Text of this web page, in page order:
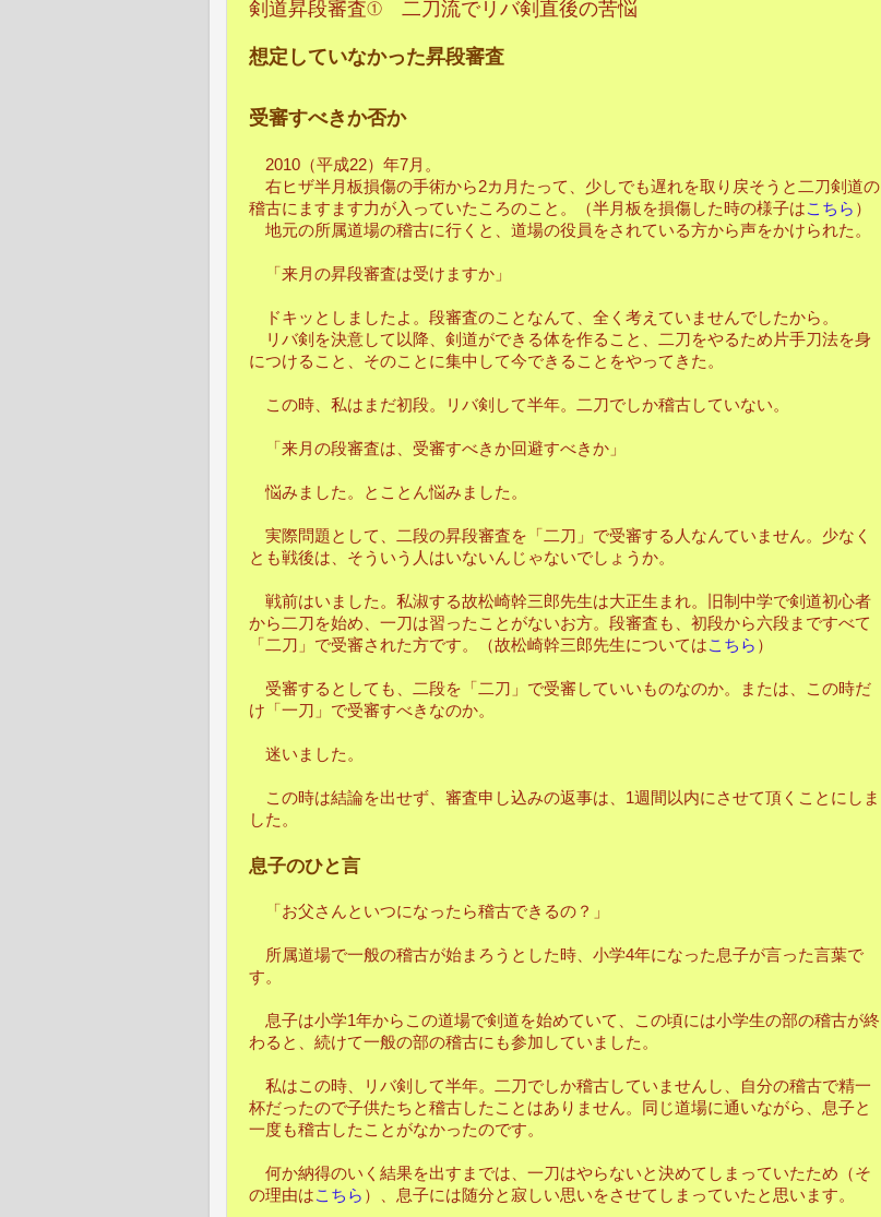
剣道昇段審査① 二刀流でリバ剣直後の苦悩
想定していなかった昇段審査
受審すべきか否か
2010（平成22）年7月。
右ヒザ半月板損傷の手術から2カ月たって、少しでも遅れを取り戻そうと二刀剣道の
稽古にますます力が入っていたころのこと。（半月板を損傷した時の様子はこちら ）
地元の所属道場の稽古に行くと、道場の役員をされている方から声をかけられた。
「来月の昇段審査は受けますか」
ドキッとしましたよ。段審査のことなんて、全く考えていませんでしたから。
リバ剣を決意して以降、剣道ができる体を作ること、二刀をやるため片手刀法を身
につけること、そのことに集中して今できることをやってきた。
この時、私はまだ初段。リバ剣して半年。二刀でしか稽古していない。
「来月の段審査は、受審すべきか回避すべきか」
悩みました。とことん悩みました。
実際問題として、二段の昇段審査を「二刀」で受審する人なんていません。少なく
とも戦後は、そういう人はいないんじゃないでしょうか。
戦前はいました。私淑する故松崎幹三郎先生は大正生まれ。旧制中学で剣道初心者
から二刀を始め、一刀は習ったことがないお方。段審査も、初段から六段まですべて
「二刀」で受審された方です。（故松崎幹三郎先生についてはこちら ）
受審するとしても、二段を「二刀」で受審していいものなのか。または、この時だ
け「一刀」で受審すべきなのか。
迷いました。
この時は結論を出せず、審査申し込みの返事は、1週間以内にさせて頂くことにしま
した。
息子のひと言
「お父さんといつになったら稽古できるの？」
所属道場で一般の稽古が始まろうとした時、小学4年になった息子が言った言葉で
す。
息子は小学1年からこの道場で剣道を始めていて、この頃には小学生の部の稽古が終
わると、続けて一般の部の稽古にも参加していました。
私はこの時、リバ剣して半年。二刀でしか稽古していませんし、自分の稽古で精一
杯だったので子供たちと稽古したことはありません。同じ道場に通いながら、息子と
一度も稽古したことがなかったのです。
何か納得のいく結果を出すまでは、一刀はやらないと決めてしまっていたため（そ
の理由はこちら ）、息子には随分と寂しい思いをさせてしまっていたと思います。